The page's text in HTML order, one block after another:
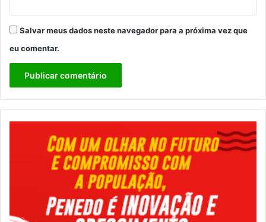
Salvar meus dados neste navegador para a próxima vez que
eu comentar.